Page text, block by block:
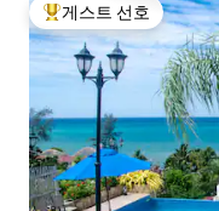
상위 게스트 선호
게스트 선호